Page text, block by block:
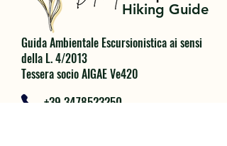
Hiking Guide
Guida Ambientale Escursionistica ai sensi
della L. 4/2013
Tessera socio AIGAE Ve420
+39 3478523250